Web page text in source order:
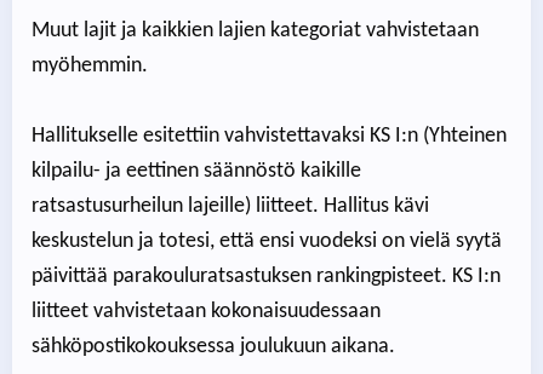
Muut lajit ja kaikkien lajien kategoriat vahvistetaan
myöhemmin.
Hallitukselle esitettiin vahvistettavaksi KS I:n (Yhteinen
kilpailu- ja eettinen säännöstö kaikille
ratsastusurheilun lajeille) liitteet. Hallitus kävi
keskustelun ja totesi, että ensi vuodeksi on vielä syytä
päivittää parakouluratsastuksen rankingpisteet. KS I:n
liitteet vahvistetaan kokonaisuudessaan
sähköpostikokouksessa joulukuun aikana.